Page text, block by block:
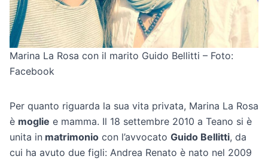
Marina La Rosa con il marito Guido Bellitti – Foto:
Facebook
Per quanto riguarda la sua vita privata, Marina La Rosa
è moglie e mamma. Il 18 settembre 2010 a Teano si è
unita in matrimonio con l’avvocato Guido Bellitti, da
cui ha avuto due figli: Andrea Renato è nato nel 2009